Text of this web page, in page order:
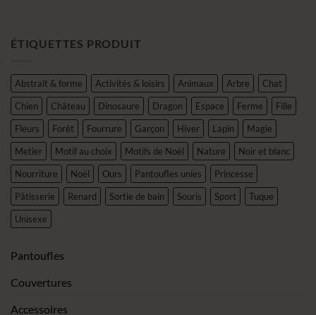
ÉTIQUETTES PRODUIT
Abstrait & forme Activités & loisirs Animaux Arbre
Chat
Chien
Château Dinosaure Dragon Espace Ferme
Fille
Fleurs
Forêt Fourrure Garçon Hiver Lapin
Magie
Metier
Motif au choix Motifs de Noël Nature
Noir et blanc
Nourriture
Noël Ours Pantoufles unies
Princesse
Pâtisserie
Renard Sortie de bain Souris Sport
Tuque
Unisexe
Pantoufles
Couvertures
Accessoires